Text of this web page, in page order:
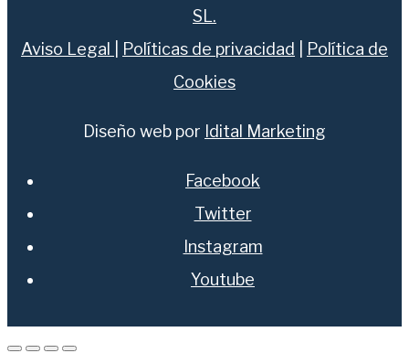
SL.
Aviso Legal
Políticas de privacidad
Política de
Cookies
Diseño web por Idital Marketing
Facebook
Twitter
Instagram
Youtube